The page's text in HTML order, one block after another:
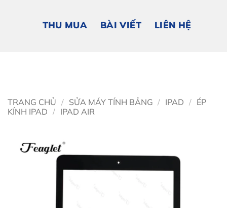
THU MUA BÀI VIẾT LIÊN HỆ
TRANG CHỦ / SỬA MÁY TÍNH BẢNG / IPAD / ÉP
KÍNH IPAD / IPAD AIR